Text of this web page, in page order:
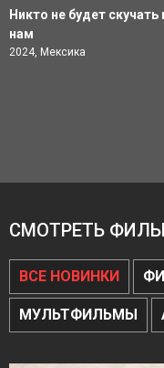
Никто не будет скучать
нам
2024, Мексика
СМОТРЕТЬ
ВСЕ НОВИНКИ
МУЛЬТФИЛЬМЫ